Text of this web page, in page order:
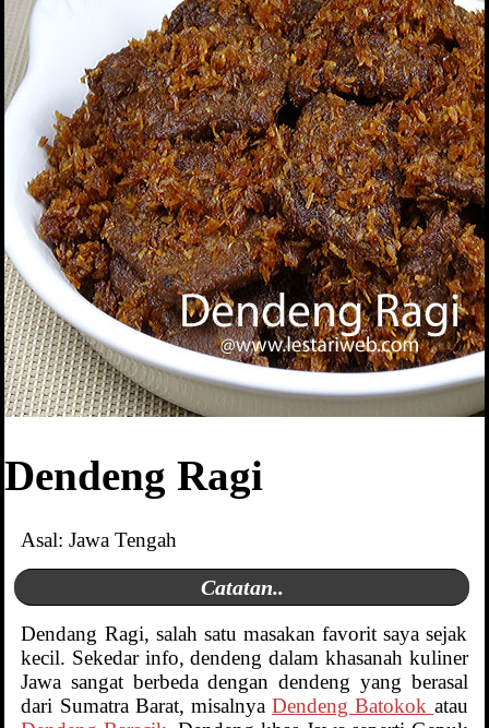
Dendeng Ragi
Asal: Jawa Tengah
Catatan..
Dendang Ragi, salah satu masakan favorit saya sejak
kecil. Sekedar info, dendeng dalam khasanah kuliner
Jawa sangat berbeda dengan dendeng yang berasal
dari Sumatra Barat, misalnyaDendeng Batokok atau